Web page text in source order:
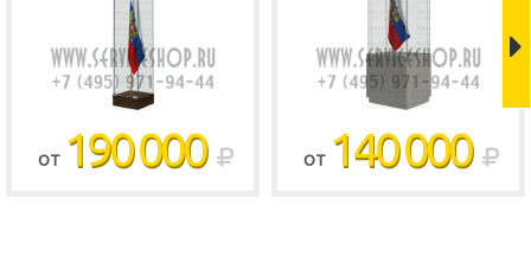
ОТ 190 000 ОТ 140 000